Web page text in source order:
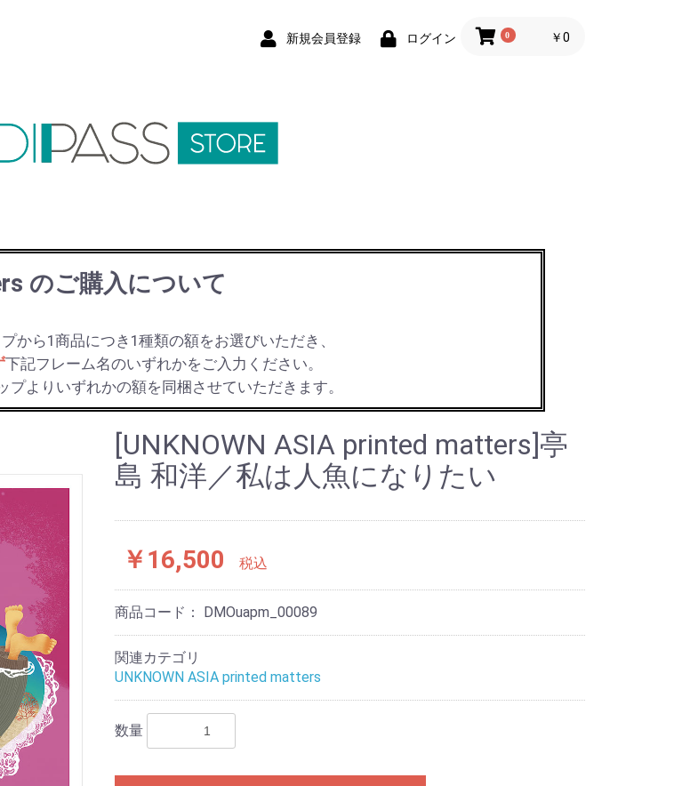
新規会員登録 ログイン 0 ￥0
のご購入について
から1商品につき1種類の額をお選びいただき、
下記フレーム名のいずれかをご入力ください。
よりいずれかの額を同梱させていただきます。
[UNKNOWN ASIA printed matters]亭
島 和洋／私は人魚になりたい
￥16,500 税込
商品コード： DMOuapm_00089
関連カテゴリ
UNKNOWN ASIA printed matters
数量